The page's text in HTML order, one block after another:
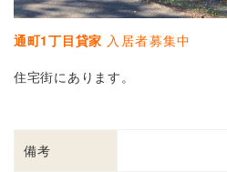
通町1丁目貸家 入居者募集中
住宅街にあります。
備考